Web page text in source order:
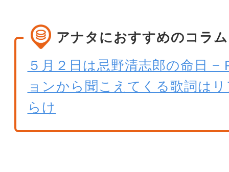
アナタにおすすめのコラム
５月２日は忌野清志郎の命日 −
ョンから聞こえてくる歌詞は
らけ